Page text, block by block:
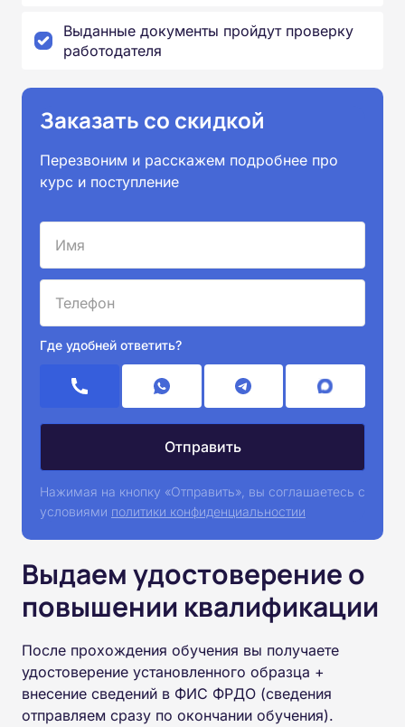
Выданные документы пройдут проверку
работодателя
Заказать со скидкой
Перезвоним и расскажем подробнее про
курс и поступление
Где удобней ответить?
Нажимая на кнопку «Отправить», вы соглашаетесь с
условиями политики конфиденциальностии
Выдаем удостоверение о
повышении квалификации
После прохождения обучения вы получаете
удостоверение установленного образца +
внесение сведений в ФИС ФРДО (сведения
отправляем сразу по окончании обучения).